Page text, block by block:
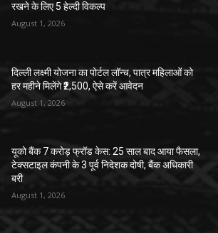
रखने के लिए 5 हेल्दी विकल्प
August 1, 2026
दिल्ली लक्ष्मी योजना का पोर्टल लॉन्च, पात्र महिलाओं को
हर महीने मिलेंगे ₹2,500, ऐसे करें आवेदन
August 1, 2026
यूको बैंक 7 करोड़ फ्रॉड केस: 25 साल बाद आया फैसला,
टेक्सटाइल कंपनी के 3 पूर्व निदेशक दोषी, बैंक अधिकारी
बरी
August 1, 2026